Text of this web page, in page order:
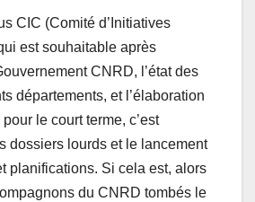
CIC (Comité d’Initiatives
est souhaitable après
CNRD, l’état des
départements, et l’élaboration
le court terme, c’est
dossiers lourds et le lancement
planifications. Si cela est, alors
du CNRD tombés le